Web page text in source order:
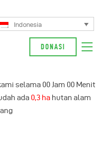
Indonesia
DONASI
selama 00Jam 00 Menit
ada 0,3 hahutan alam